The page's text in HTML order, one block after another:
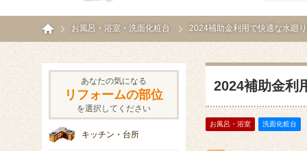
ホームお風呂・浴室 ・ 洗面化粧台 2024補助金利用で快適な水廻
2024補助金利
お風呂・浴室 洗面化粧台
あなたの気になる
リフォームの部位
を選択してください
キッチン・台所